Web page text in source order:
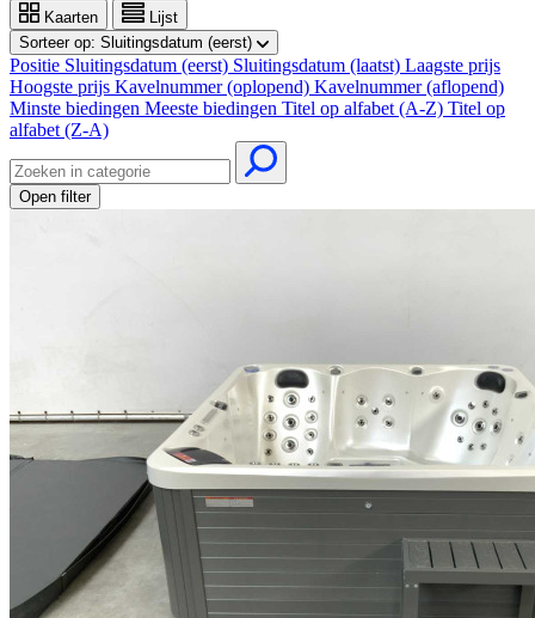
Kaarten
Lijst
Sorteer op: Sluitingsdatum (eerst)
Positie Sluitingsdatum (eerst) Sluitingsdatum (laatst) Laagste prijs
Hoogste prijs Kavelnummer (oplopend) Kavelnummer (aflopend)
Minste biedingen Meeste biedingen Titel op alfabet (A-Z) Titel op
alfabet (Z-A)
Open filter